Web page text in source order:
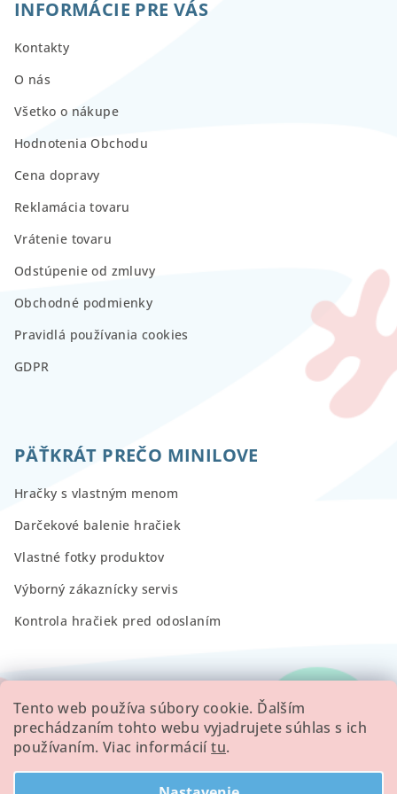
Tento web používa súbory cookie. Ďalším
prechádzaním tohto webu vyjadrujete súhlas s ich
používaním. Viac informáciítu.
INFORMÁCIE PRE VÁS
Kontakty
O nás
Všetko o nákupe
Hodnotenia Obchodu
Cena dopravy
Reklamácia tovaru
Vrátenie tovaru
Odstúpenie od zmluvy
Obchodné podmienky
Pravidlá používania cookies
GDPR
PÄŤKRÁT PREČO MINILOVE
Hračky s vlastným menom
Darčekové balenie hračiek
Vlastné fotky produktov
Výborný zákaznícky servis
Kontrola hračiek pred odoslaním
RECENZIE
Všetky hodnotenie obchodu